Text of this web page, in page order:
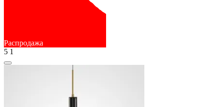
Распродажа
5 1